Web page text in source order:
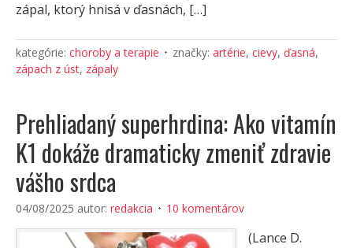
zápal, ktorý hnisá v ďasnách, […]
kategórie: choroby a terapie značky: artérie, cievy, ďasná,
zápach z úst, zápaly
Prehliadaný superhrdina: Ako vitamín
K1 dokáže dramaticky zmeniť zdravie
vášho srdca
04/08/2025 autor: redakcia 10 komentárov
(Lance D.